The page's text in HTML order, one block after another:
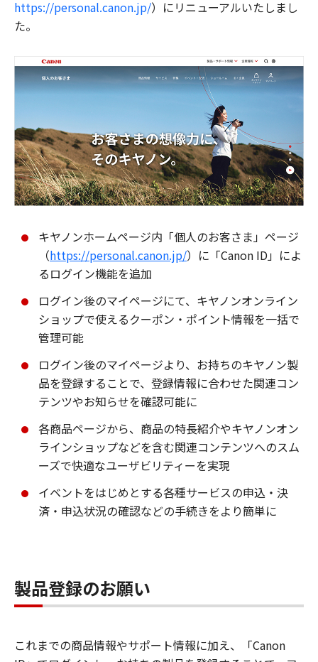
https://personal.canon.jp/）にリニューアルいたしまし
た。
キヤノンホームページ内「個人のお客さま」ページ
（https://personal.canon.jp/）に「Canon ID」によ
るログイン機能を追加
ログイン後のマイページにて、キヤノンオンライン
ショップで使えるクーポン・ポイント情報を一括で
管理可能
ログイン後のマイページより、お持ちのキヤノン製
品を登録することで、登録情報に合わせた関連コン
テンツやお知らせを確認可能に
各商品ページから、商品の特長紹介やキヤノンオン
ラインショップなどを含む関連コンテンツへのスム
ーズで快適なユーザビリティーを実現
イベントをはじめとする各種サービスの申込・決
済・申込状況の確認などの手続きをより簡単に
製品登録のお願い
これまでの商品情報やサポート情報に加え、「Canon